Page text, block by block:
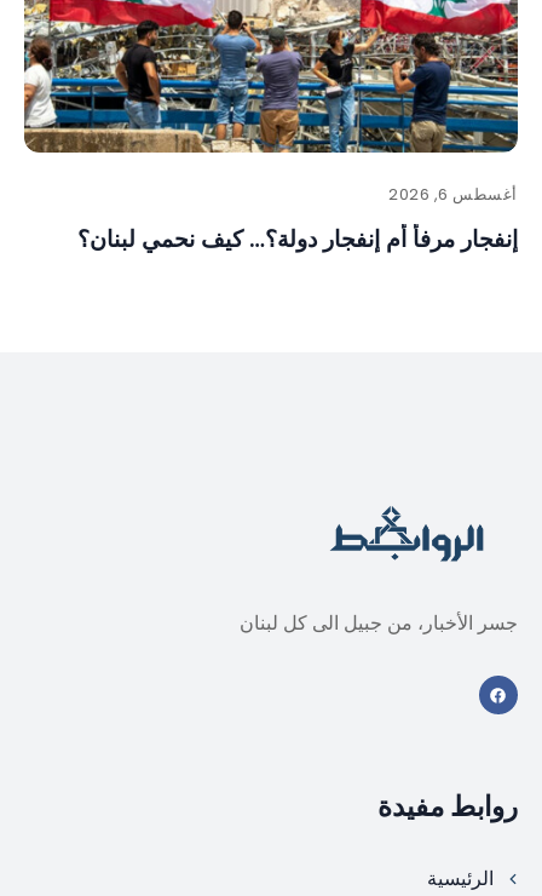
أغسطس 6, 2026
إنفجار مرفأ أم إنفجار دولة؟… كيف نحمي لبنان؟
جسر الأخبار، من جبيل الى كل لبنان
روابط مفيدة
الرئيسية